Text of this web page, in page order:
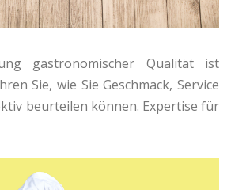
gastronomischer Qualität ist
Sie, wie Sie Geschmack, Service
beurteilen können. Expertise für